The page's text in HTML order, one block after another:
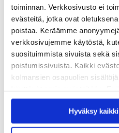
toiminnan. Verkkosivusto ei
evästeitä, jotka ovat
poistaa. Keräämme
verkkosivujemme käytöstä,
suosituimmista sivuista sekä
poistumissivuista. Kaikki
kolmansien osapuolien
saattaa estää näiden sisältöjen
Hyväksymällä kaikki evästeet
sisältö on käytettävissäsi.
Hyväksy
Tuija Tammelander,
tuija.tammelander(at)kvs.fi,
Maippi Hassinen,
puh. 0408609184
Etelä-Helsingin
Marja Karlin, opistosihteeri,
096229580, 0408459249